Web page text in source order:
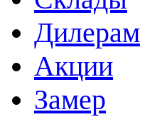
Дилерам
Акции
Замер